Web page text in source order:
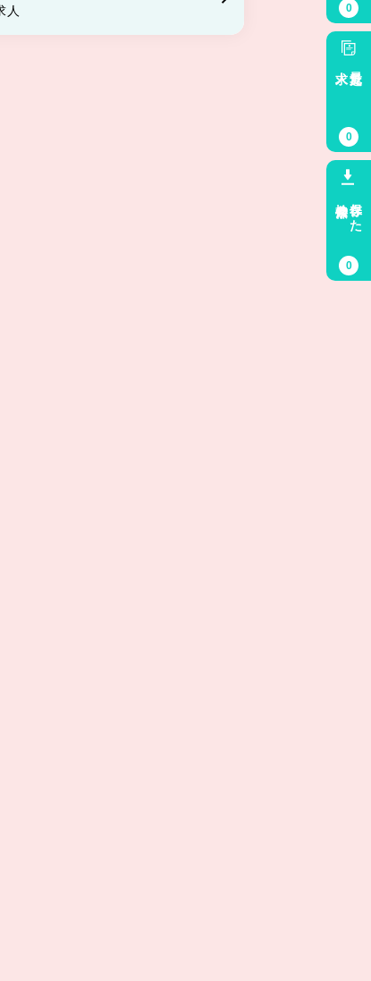
人
0
最近見た
0
保存した
0